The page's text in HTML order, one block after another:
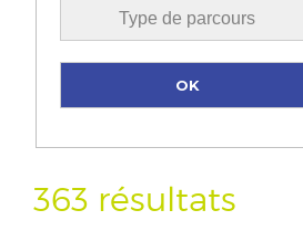
363 résultats